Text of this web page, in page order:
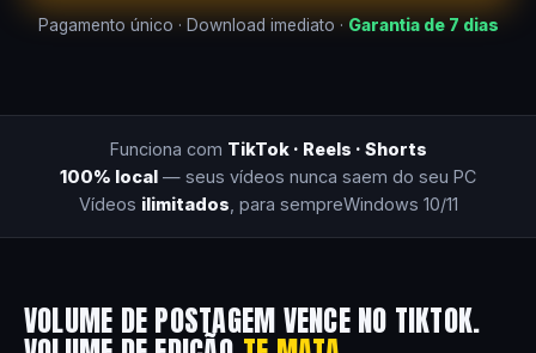
Pagamento único · Download imediato · Garantia de 7 dias
Funciona com TikTok · Reels · Shorts
100% local — seus vídeos nunca saem do seu PC
Vídeos ilimitados , para sempreWindows 10/11
VOLUME DE POSTAGEM VENCE NO TIKTOK.